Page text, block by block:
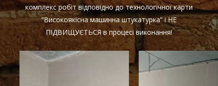
комплекс робіт відповідно до технологічної карти
“Високоякісна машинна штукатурка” і НЕ
ПІДВИЩУЄТЬСЯ в процесі виконання!